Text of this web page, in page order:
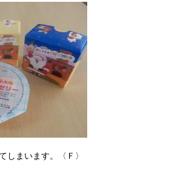
しまいます。〈Ｆ〉